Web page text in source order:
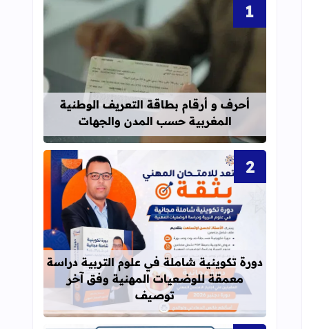
قراءة المزيد عن أحرف و أرقام
أحرف و أرقام بطاقة التعريف الوطنية
المغربية حسب المدن والجهات
قراءة المزيد عن دورة تكوينية
دورة تكوينية شاملة في علوم التربية دراسة
معمقة للوضعيات المهنية وفق آخر
توصيف